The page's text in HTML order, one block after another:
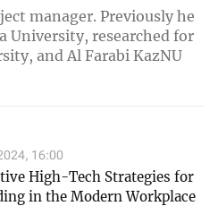
manager. Previously he
University, researched for
and Al Farabi KazNU
16:00
High-Tech Strategies for
in the Modern Workplace